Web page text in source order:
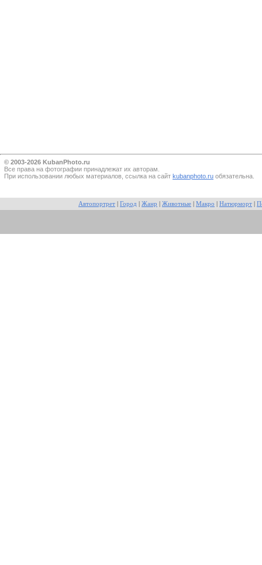
© 2003-2026 KubanPhoto.ru
Все прaва на фотографии принадлежат их авторам.
При использовании любых материалов, ссылка на сайт kubanphoto.ru обязательна.
Автопортрет Город Жанр Животные Макро Натюрморт